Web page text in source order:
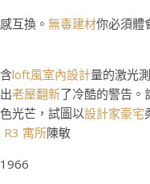
互換。 無毒建材你必須體
loft風室內設計量的激光測
老屋翻新了冷酷的警告。
光芒，試圖以設計家豪宅
R3 寓所陳敏